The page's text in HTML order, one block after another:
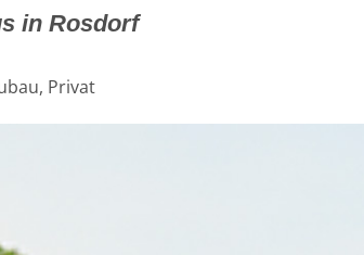
in Rosdorf
Privat